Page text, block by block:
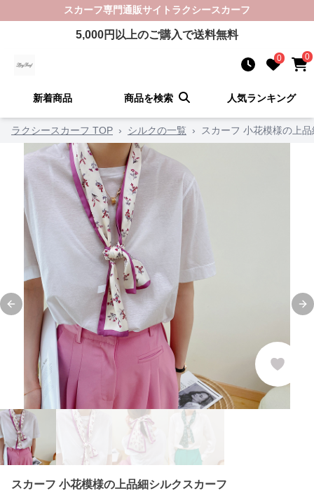
スカーフ専門通販サイト ラクシースカーフ
5,000円以上のご購入で送料無料
0 0
新着商品 商品を検索 人気ランキング
ラクシースカーフ TOP › シルクの一覧 › スカーフ 小花模様の上
Previous slide
スカーフ 小花模様の上品細シルクスカーフ